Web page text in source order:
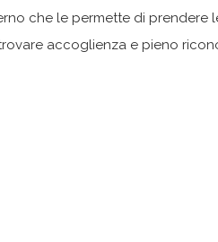
che le permette di prendere
accoglienza e pieno